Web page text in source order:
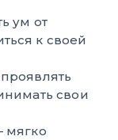
ум от
к своей
свои
мягко